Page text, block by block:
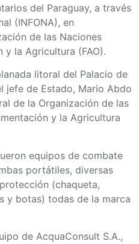
del Paraguay, a través
(INFONA), en
de las Naciones
y la Agricultura (FAO).
litoral del Palacio de
jefe de Estado, Mario Abdo
de la Organización de las
y la Agricultura
equipos de combate
portátiles, diversas
(chaqueta,
y botas) todas de la marca
de AcquaConsult S.A.,